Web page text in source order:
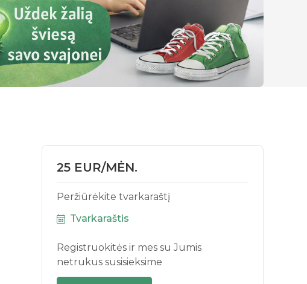
25 EUR/MĖN.
Peržiūrėkite tvarkaraštį
Tvarkaraštis
Registruokitės ir mes su Jumis
netrukus susisieksime